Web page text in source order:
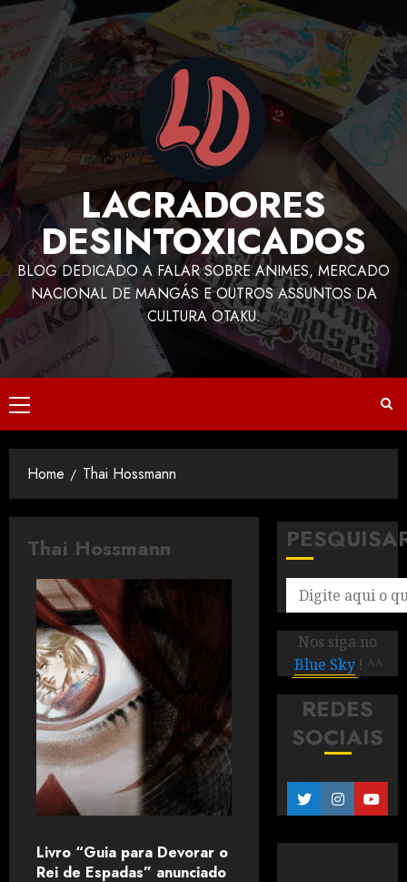
LACRADORES
DESINTOXICADOS
BLOG DEDICADO A FALAR SOBRE ANIMES, MERCADO
NACIONAL DE MANGÁS E OUTROS ASSUNTOS DA
CULTURA OTAKU.
Home Thai Hossmann
Thai Hossmann
Livro “Guia para Devorar o
Rei de Espadas” anunciado
Nos siga no
Blue Sky ! ^^
REDES
SOCIAIS